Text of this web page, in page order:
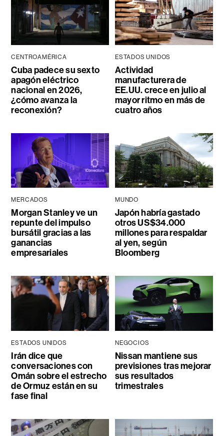
CENTROAMÉRICA
Cuba padece su sexto
apagón eléctrico
nacional en 2026,
¿cómo avanza la
reconexión?
ESTADOS UNIDOS
Actividad
manufacturera de
EE.UU. crece en julio al
mayor ritmo en más de
cuatro años
MERCADOS
Morgan Stanley ve un
repunte del impulso
bursátil gracias a las
ganancias
empresariales
MUNDO
Japón habría gastado
otros US$34.000
millones para respaldar
al yen, según
Bloomberg
ESTADOS UNIDOS
Irán dice que
conversaciones con
Omán sobre el estrecho
de Ormuz están en su
fase final
NEGOCIOS
Nissan mantiene sus
previsiones tras mejorar
sus resultados
trimestrales